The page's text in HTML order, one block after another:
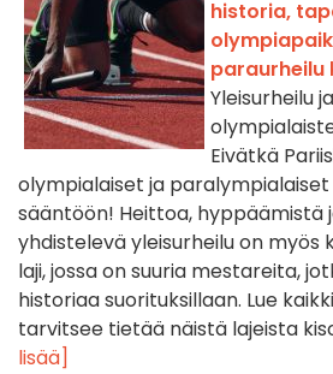
historia,
paraurheilu
Yleisurheilu
Eivätkä
olympialaiset ja paralympialaiset
sääntöön! Heittoa, hyppäämistä
yhdistelevä yleisurheilu on myös
laji, jossa on suuria mestareita,
historiaa suorituksillaan. Lue
tarvitsee tietää näistä lajeista
lisää]